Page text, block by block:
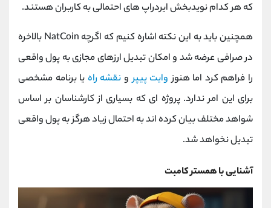
که هر کدام نویدبخش ایردراپ های احتمالی به کاربران هستند.
همچنین باید به این نکته اشاره کنیم که اگرچه NatCoin بالاخره
در صرافی عرضه شد و امکان تبدیل ارزهای مجازی به پول واقعی
را فراهم کرد اما هنوز وایت پیپرو نقشه راه یا برنامه مشخصی
برای این امر ندارد. پروژه ای که بسیاری از کارشناسان بر اساس
شواهد مختلف بیان کرده اند به احتمال زیاد هرگز به پول واقعی
تبدیل نخواهد شد.
آشنایی با همستر کامبت